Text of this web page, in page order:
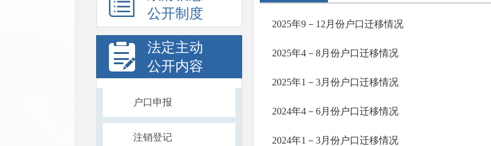
公开制度
法定主动
公开内容
户口申报
注销登记
2025年9－12月份户口迁移情况
2025年4－8月份户口迁移情况
2025年1－3月份户口迁移情况
2024年4－6月份户口迁移情况
2024年1－3月份户口迁移情况